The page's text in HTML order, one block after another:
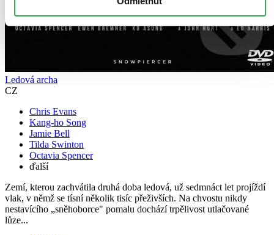
Ledová archa
CZ
Chris Evans
Kang-ho Song
Jamie Bell
Tilda Swinton
Octavia Spencer
ďalší
Zemí, kterou zachvátila druhá doba ledová, už sedmnáct let projíždí
vlak, v němž se tísní několik tisíc přeživších. Na chvostu nikdy
nestavícího „sněhoborce" pomalu dochází trpělivost utlačované
lůze...